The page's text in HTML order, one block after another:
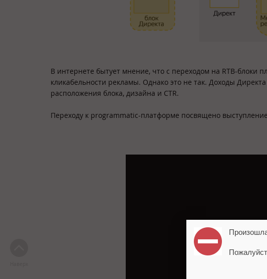
В интернете бытует мнение, что с переходом на RTB-блоки
кликабельности рекламы. Однако это не так. Доходы
расположения блока, дизайна и CTR.
Переходу к programmatic-платформе посвящено